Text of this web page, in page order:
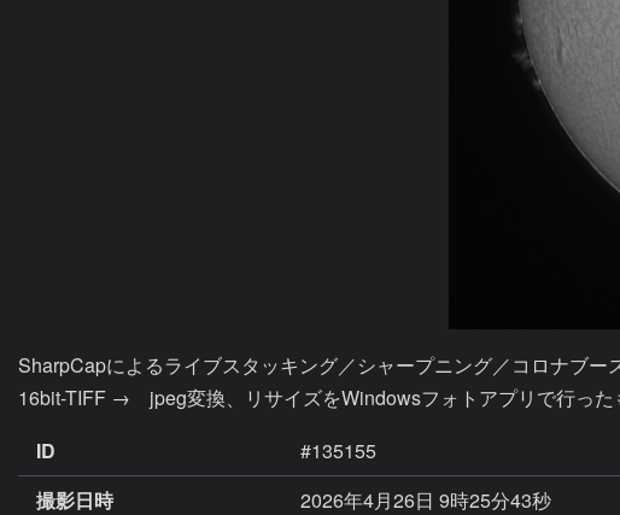
SharpCapによるライブスタッキング／シャープニング／コロナブー
16bit-TIFF →　jpeg変換、リサイズをWindowsフォトアプリで行った
ID
#135155
撮影日時
2026年4月26日 9時25分43秒